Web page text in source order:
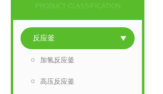
PRODUCT CLASSIFICATION
反应釜
加氢反应釜
高压反应釜